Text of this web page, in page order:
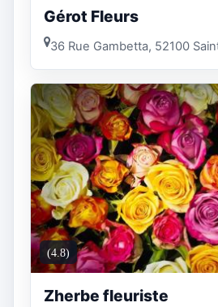
Gérot Fleurs
36 Rue Gambetta, 52100
(4.8)
Zherbe fleuriste